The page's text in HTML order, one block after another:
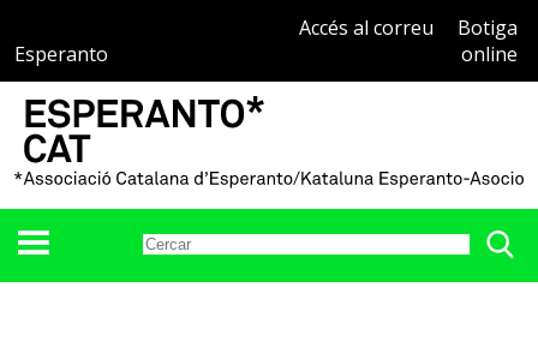
Esperanto
Accés al correu
Botiga
online